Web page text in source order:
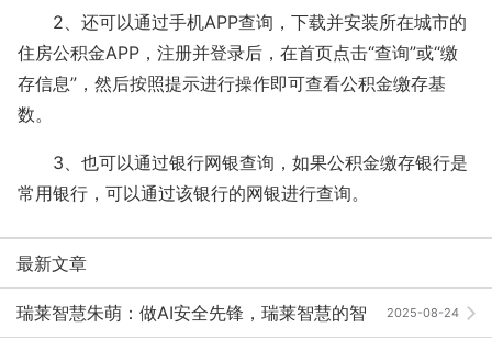
2、还可以通过手机APP查询，下载并安装所在城市的
住房公积金APP，注册并登录后，在首页点击“查询”或“缴
存信息”，然后按照提示进行操作即可查看公积金缴存基
数。
3、也可以通过银行网银查询，如果公积金缴存银行是
常用银行，可以通过该银行的网银进行查询。
最新文章
2025-08-24
瑞莱智慧朱萌：做AI安全先锋，瑞莱智慧的智